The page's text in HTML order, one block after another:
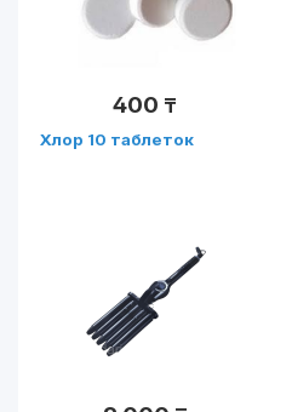
400 ₸
Хлор 10 таблеток